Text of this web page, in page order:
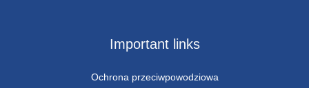
Important links
Ochrona przeciwpowodziowa